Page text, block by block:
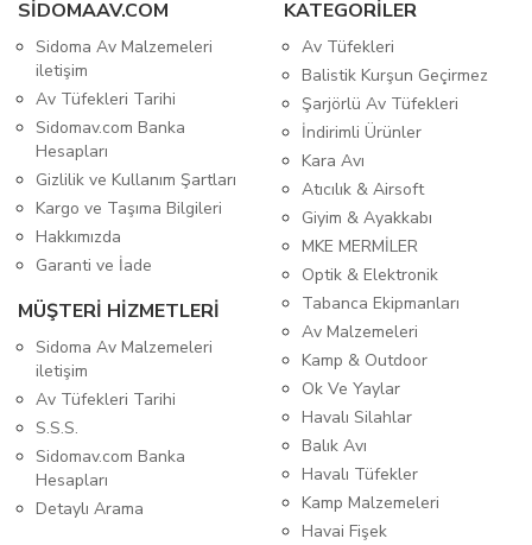
SIDOMAAV.COM
Sidoma Av Malzemeleri
iletişim
Av Tüfekleri Tarihi
Sidomav.com Banka
Hesapları
Gizlilik ve Kullanım Şartları
Kargo ve Taşıma Bilgileri
Hakkımızda
Garanti ve İade
MÜŞTERİ HİZMETLERİ
Sidoma Av Malzemeleri
iletişim
Av Tüfekleri Tarihi
S.S.S.
Sidomav.com Banka
Hesapları
Detaylı Arama
KATEGORİLER
Av Tüfekleri
Balistik Kurşun Geçirmez
Şarjörlü Av Tüfekleri
İndirimli Ürünler
Kara Avı
Atıcılık & Airsoft
Giyim & Ayakkabı
MKE MERMİLER
Optik & Elektronik
Tabanca Ekipmanları
Av Malzemeleri
Kamp & Outdoor
Ok Ve Yaylar
Havalı Silahlar
Balık Avı
Havalı Tüfekler
Kamp Malzemeleri
Havai Fişek